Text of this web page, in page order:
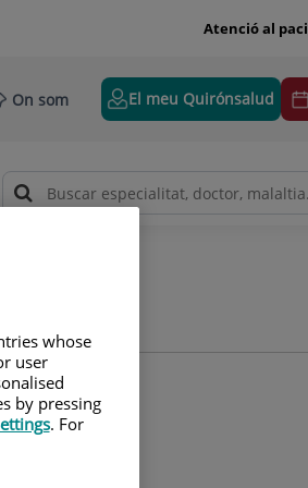
Atenció al
On som El meu Quirónsalud
whose
user
by pressing
. For